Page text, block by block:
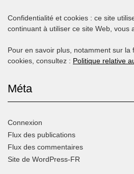
Confidentialité et cookies : ce site
continuant à utiliser ce site Web, vous
Pour en savoir plus, notamment sur la
cookies, consultez : Politique relative
Méta
Connexion
Flux des publications
Flux des commentaires
Site de WordPress-FR